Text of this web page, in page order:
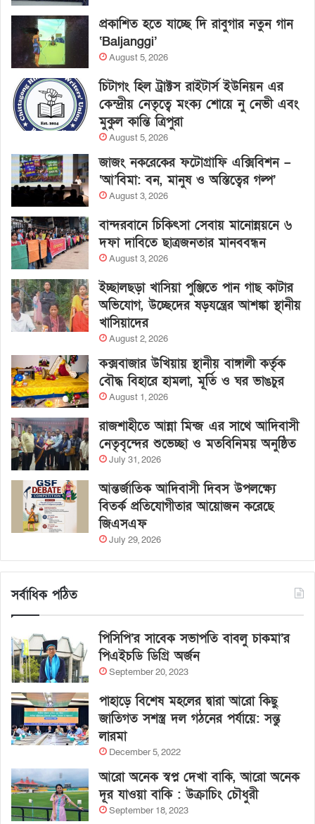
প্রকাশিত হতে যাচ্ছে দি রাবুগার নতুন গান
‘Baljanggi’
August 5, 2026
চিটাগং হিল ট্রাক্টস রাইটার্স ইউনিয়ন এর
কেন্দ্রীয় নেতৃত্বে মংক্য শোয়ে নু নেভী এবং
মুকুল কান্তি ত্রিপুরা
August 5, 2026
জাজং নকরেকের ফটোগ্রাফি এক্সিবিশন –
‘আ’বিমা: বন, মানুষ ও অস্তিত্বের গল্প’
August 3, 2026
বান্দরবানে চিকিৎসা সেবায় মানোন্নয়নে ৬
দফা দাবিতে ছাত্রজনতার মানববন্ধন
August 3, 2026
ইচ্ছালছড়া খাসিয়া পুঞ্জিতে পান গাছ কাটার
অভিযোগ, উচ্ছেদের ষড়যন্ত্রের আশঙ্কা স্থানীয়
খাসিয়াদের
August 2, 2026
কক্সবাজার উখিয়ায় স্থানীয় বাঙ্গালী কর্তৃক
বৌদ্ধ বিহারে হামলা, মূর্তি ও ঘর ভাঙচুর
August 1, 2026
রাজশাহীতে আন্না মিন্জ এর সাথে আদিবাসী
নেতৃবৃন্দের শুভেচ্ছা ও মতবিনিময় অনুষ্ঠিত
July 31, 2026
আন্তর্জাতিক আদিবাসী দিবস উপলক্ষ্যে
বিতর্ক প্রতিযোগীতার আয়োজন করেছে
জিএসএফ
July 29, 2026
সর্বাধিক পঠিত
পিসিপি’র সাবেক সভাপতি বাবলু চাকমা’র
পিএইচডি ডিগ্রি অর্জন
September 20, 2023
পাহাড়ে বিশেষ মহলের দ্বারা আরো কিছু
জাতিগত সশস্ত্র দল গঠনের পর্যায়ে: সন্তু
লারমা
December 5, 2022
আরো অনেক স্বপ্ন দেখা বাকি, আরো অনেক
দূর যাওয়া বাকি : উক্রাচিং চৌধুরী
September 18, 2023